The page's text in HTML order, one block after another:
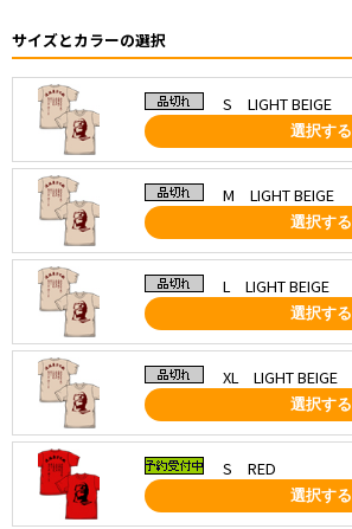
サイズとカラーの選択
S LIGHT BEIGE
選択する
M LIGHT BEIGE
選択する
L LIGHT BEIGE
選択する
XL LIGHT BEIGE
選択する
S RED
選択する